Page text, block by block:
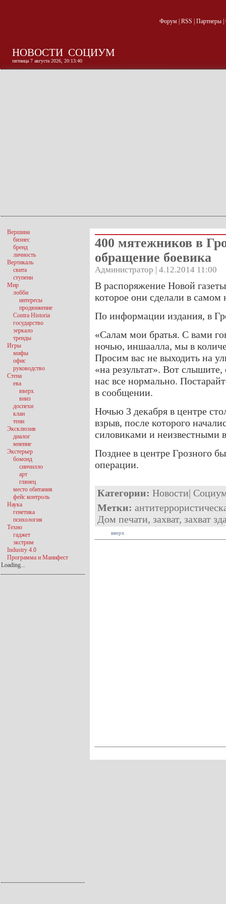
Форум| RSS Партнеры|
НОВОСТИ СОЦИУМ
пятница 7 августа 2026, 20:13:41
400 мятежников в
обращение боевика
Администратор | 4.12.2014 11:00
В распоряжение Новой
которое они сделали в
По информации издания, в
«Салам мои братья. С вами
ночью, иншаалла, мы в
Просим вас не выходить на
«на результат». Вот
нас все нормально.
в сообщении.
Ночью 3 декабря в центре
взрыв, после которого
силовиками и
Позднее в центре Грозного
операции.
Категории: Новости|
Метки:
Дом печати, захват, захват
вверх
Вершина
бизнес
бренд
личность
Вертикаль
свита
ступени
Мир
лобби
интересы
продвижение
Contra Historia
государство
зеркало
тренды
Игры
мифы
офис
руководство
Стена
ева
вверх
вниз
доспехи
клан
тени
Эксклюзив
диалог
мнение
Экстерьер
бомонд
синчилло
арт
глянец
место обитания
фейс контроль
Наука
генетика
психология
Техно
гаджет
экстрим
Industry 4.0
Программа и Манифест
Loading...